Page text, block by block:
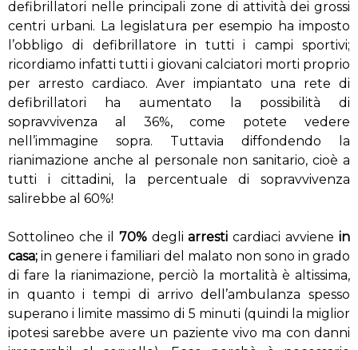
defibrillatori nelle principali zone di attività dei grossi
centri urbani. La legislatura per esempio ha imposto
l’obbligo di defibrillatore in tutti i campi sportivi;
ricordiamo infatti tutti i giovani calciatori morti proprio
per arresto cardiaco. Aver impiantato una rete di
defibrillatori ha aumentato la possibilità di
sopravvivenza al 36%, come potete vedere
nell’immagine sopra. Tuttavia diffondendo la
rianimazione anche al personale non sanitario, cioè a
tutti i cittadini, la percentuale di sopravvivenza
salirebbe al 60%!
Sottolineo che il 70%degliarresti cardiaci avviene in
casa; in genere i familiari del malato non sono in grado
di fare la rianimazione, perciò la mortalità è altissima,
in quanto i tempi di arrivo dell’ambulanza spesso
superano i limite massimo di 5 minuti (quindi la miglior
ipotesi sarebbe avere un paziente vivo ma con danni